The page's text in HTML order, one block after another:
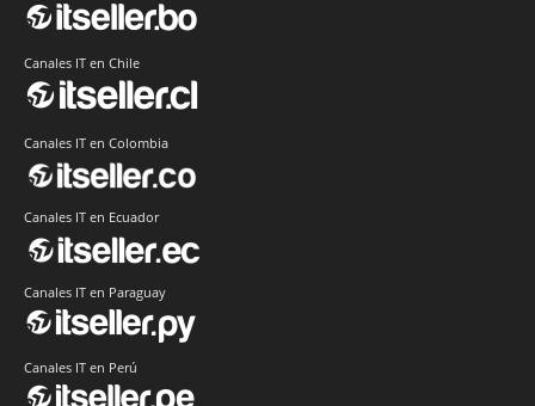
Canales IT en Chile
Canales IT en Colombia
Canales IT en Ecuador
Canales IT en Paraguay
Canales IT en Perú